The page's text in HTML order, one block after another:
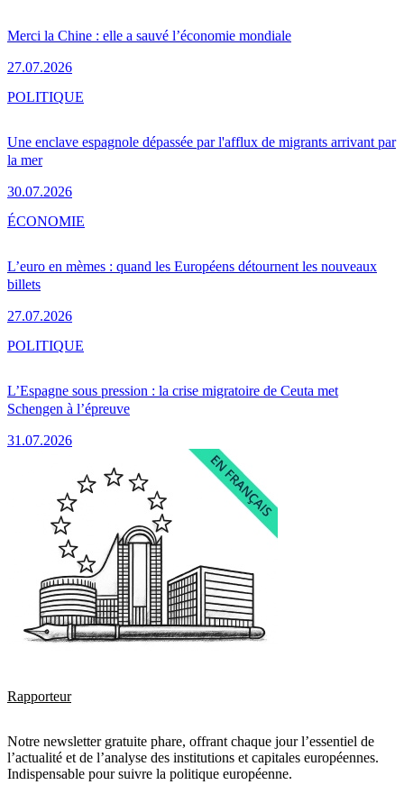
Merci la Chine : elle a sauvé l’économie mondiale
27.07.2026
Une enclave espagnole dépassée par l'afflux de migrants arrivant par
la mer
30.07.2026
POLITIQUE
L’euro en mèmes : quand les Européens détournent les nouveaux
billets
27.07.2026
ÉCONOMIE
L’Espagne sous pression : la crise migratoire de Ceuta met
Schengen à l’épreuve
31.07.2026
POLITIQUE
Rapporteur
Notre newsletter gratuite phare, offrant chaque jour l’essentiel de
l’actualité et de l’analyse des institutions et capitales européennes.
Indispensable pour suivre la politique européenne.